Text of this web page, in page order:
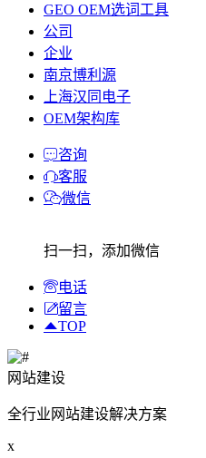
GEO OEM选词工具
公司
企业
南京博利源
上海汉同电子
OEM架构库
咨询
客服
微信
扫一扫，添加微信
电话
留言
TOP
网站建设
全行业网站建设解决方案
x